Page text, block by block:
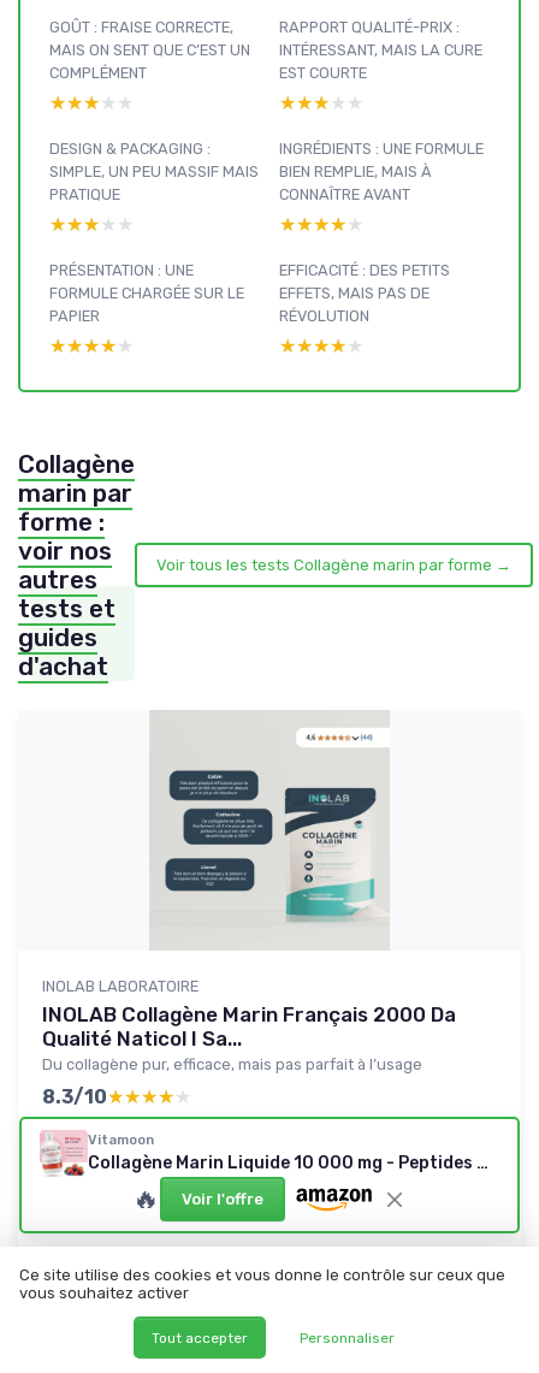
GOÛT : FRAISE CORRECTE,
MAIS ON SENT QUE C’EST UN
COMPLÉMENT
★★★★★
★★★★★
RAPPORT QUALITÉ-PRIX :
INTÉRESSANT, MAIS LA CURE
EST COURTE
★★★★★
★★★★★
DESIGN & PACKAGING :
SIMPLE, UN PEU MASSIF MAIS
PRATIQUE
★★★★★
★★★★★
INGRÉDIENTS : UNE FORMULE
BIEN REMPLIE, MAIS À
CONNAÎTRE AVANT
★★★★★
★★★★★
PRÉSENTATION : UNE
FORMULE CHARGÉE SUR LE
PAPIER
★★★★★
★★★★★
EFFICACITÉ : DES PETITS
EFFETS, MAIS PAS DE
RÉVOLUTION
★★★★★
★★★★★
Collagène
marin par
forme :
voir nos
autres
tests et
guides
d'achat
Voir tous les tests Collagène marin par forme →
INOLAB LABORATOIRE
INOLAB Collagène Marin Français 2000 Da
Qualité Naticol I Sa...
Du collagène pur, efficace, mais pas parfait à l’usage
8.3/10★★★★★
★★★★★
Gout
Rapport qualité-prix
★★★★★
★★★★★
Lire le test produit complet
Vitamoon
Collagène Marin Liquide 10 000 mg - Peptides Hydrolysés Type 1 & 3 (2000 Daltons) + Acide Hyaluronique, Biotine, Vitamine C - Cure Anti-Âge, Peau & Articulations - Sirop 500ml Fraise
🔥 Voir l'offre
Ce site utilise des cookies et vous donne le contrôle sur ceux que
vous souhaitez activer
Tout accepter Personnaliser